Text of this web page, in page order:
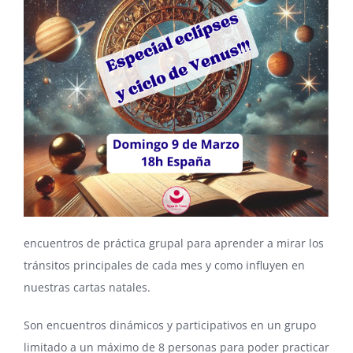
encuentros de práctica grupal para aprender a mirar los
tránsitos principales de cada mes y como influyen en
nuestras cartas natales.
Son encuentros dinámicos y participativos en un grupo
limitado a un máximo de 8 personas para poder practicar